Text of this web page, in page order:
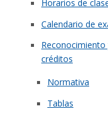
Horarios de
Calendario de
créditos
Normativa
Tablas